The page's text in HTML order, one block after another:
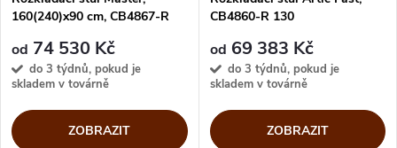
160(240)x90 cm, CB4867-R
od 74 530 Kč
do 3 týdnů, pokud je
skladem v továrně
ZOBRAZIT
CB4860-R 130
od 69 383 Kč
do 3 týdnů, pokud je
skladem v továrně
ZOBRAZIT